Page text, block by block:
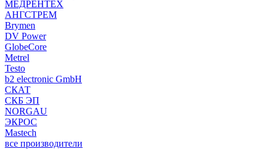
МЕДРЕНТЕХ
АНГСТРЕМ
Brymen
DV Power
GlobeCore
Metrel
Testo
b2 electronic GmbH
СКАТ
СКБ ЭП
NORGAU
ЭКРОС
Mastech
все производители